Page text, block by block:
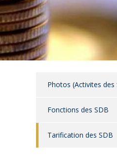
Photos (Activites des
Fonctions des SDB
Tarification des SDB